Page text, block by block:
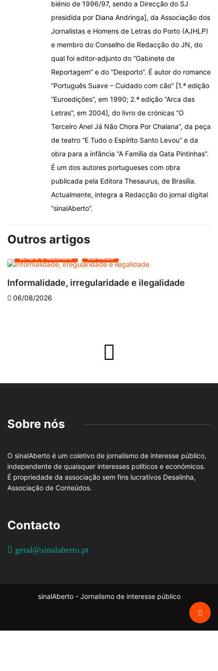
biénio de 1996/97, sendo a Direcção do SJ
presidida por Diana Andringa], da Associação dos
Jornalistas e Homens de Letras do Porto (AJHLP)
e membro do Conselho de Redacção do JN, do
qual foi editor-adjunto do “Gabinete de
Reportagem” e do “Desporto”. É autor do romance
“Português Suave – Cuidado com cão” [1.ª edição
“Euroedições”, em 1990; 2.ª edição “Arca das
Letras”, em 2004], do livro de crónicas “O
Terceiro Anel Já Não Chora Por Chalana”, da peça
de teatro “E Tudo o Espírito Santo Levou” e da
obra para a infância “A Família da Gata Pintinhas”.
É um dos autores portugueses com obra
publicada pela Editora Thesaurus, de Brasília.
Actualmente, integra a Redacção do jornal digital
“sinalAberto”.
Outros artigos
LENDO E RELENDO OLHARES
Informalidade, irregularidade e ilegalidade
06/08/2026
Sobre nós
O sinalAberto é um coletivo de jornalismo de interesse público,
independente de quaisquer interesses políticos e económicos.
É propriedade da associação sem fins lucrativos Desalinha,
Associação de Conteúdos.
Contacto
geral@sinalaberto.pt
sinalAberto - Jornalismo de interesse público